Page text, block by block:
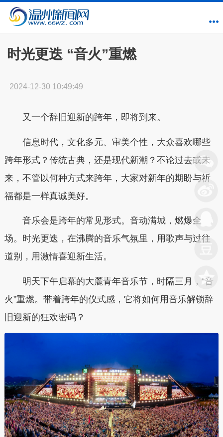
时光更迭 “音火”重燃
2024-12-30 10:49:49
又一个辞旧迎新的跨年，即将到来。
信息时代，文化多元、审美个性，大众喜欢哪些
跨年形式？传统古典，还是现代新潮？不论过去或未
来，不管以何种方式来跨年，大家对新年的期盼与祈
福都是一样真诚美好。
音乐会是跨年的常见形式。音动满城，燃爆全
场。时光更迭，在沸腾的音乐气氛里，用歌声与过往
道别，用激情喜迎新生活。
明天下午启幕的大麓青年音乐节，时隔三月，“音
火”重燃。带着跨年的仪式感，它将如何用音乐解锁辞
旧迎新的狂欢密码？